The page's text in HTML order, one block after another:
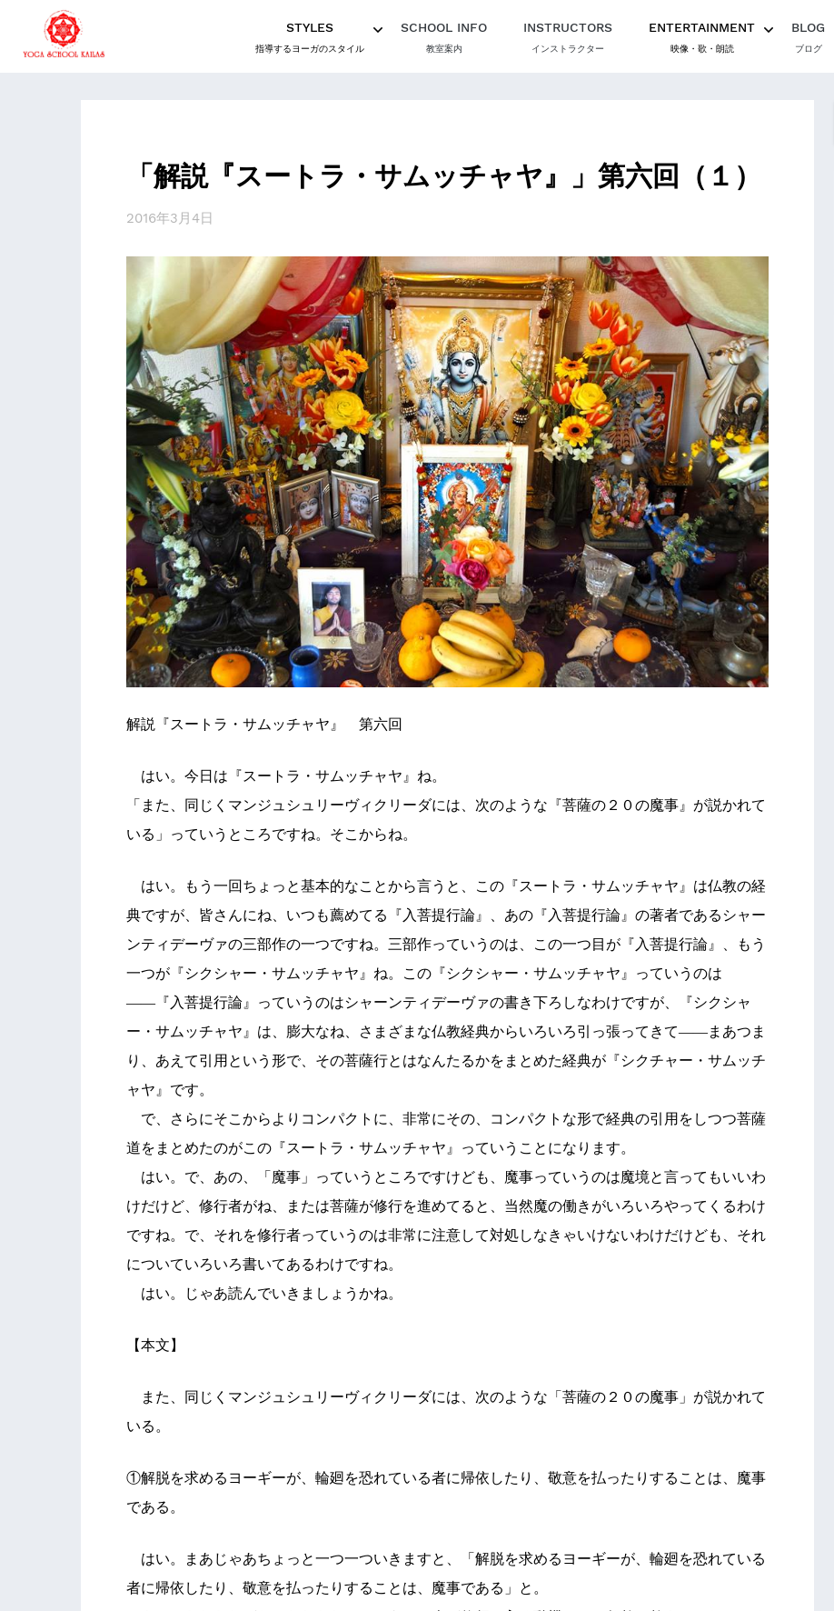
STYLES
指導するヨーガのスタイル
SCHOOL INFO
教室案内
INSTRUCTORS
インストラクター
ENTERTAINMENT
映像・歌・朗読
BLOG
ブログ
「解説『スートラ・サムッチャヤ』」第六回（１）
2016年3月4日
解説『スートラ・サムッチャヤ』 第六回
はい。今日は『スートラ・サムッチャヤ』ね。
「また、同じくマンジュシュリーヴィクリーダには、次のような『菩薩の２０の魔事』が説かれて
いる」っていうところですね。そこからね。
はい。もう一回ちょっと基本的なことから言うと、この『スートラ・サムッチャヤ』は仏教の経
典ですが、皆さんにね、いつも薦めてる『入菩提行論』、あの『入菩提行論』の著者であるシャー
ンティデーヴァの三部作の一つですね。三部作っていうのは、この一つ目が『入菩提行論』、もう
一つが『シクシャー・サムッチャヤ』ね。この『シクシャー・サムッチャヤ』っていうのは
――『入菩提行論』っていうのはシャーンティデーヴァの書き下ろしなわけですが、『シクシャ
ー・サムッチャヤ』は、膨大なね、さまざまな仏教経典からいろいろ引っ張ってきて――まあつま
り、あえて引用という形で、その菩薩行とはなんたるかをまとめた経典が『シクチャー・サムッチ
ャヤ』です。
で、さらにそこからよりコンパクトに、非常にその、コンパクトな形で経典の引用をしつつ菩薩
道をまとめたのがこの『スートラ・サムッチャヤ』っていうことになります。
はい。で、あの、「魔事」っていうところですけども、魔事っていうのは魔境と言ってもいいわ
けだけど、修行者がね、または菩薩が修行を進めてると、当然魔の働きがいろいろやってくるわけ
ですね。で、それを修行者っていうのは非常に注意して対処しなきゃいけないわけだけども、それ
についていろいろ書いてあるわけですね。
はい。じゃあ読んでいきましょうかね。
【本文】
また、同じくマンジュシュリーヴィクリーダには、次のような「菩薩の２０の魔事」が説かれて
いる。
①解脱を求めるヨーギーが、輪廻を恐れている者に帰依したり、敬意を払ったりすることは、魔事
である。
はい。まあじゃあちょっと一つ一ついきますと、「解脱を求めるヨーギーが、輪廻を恐れている
者に帰依したり、敬意を払ったりすることは、魔事である」と。